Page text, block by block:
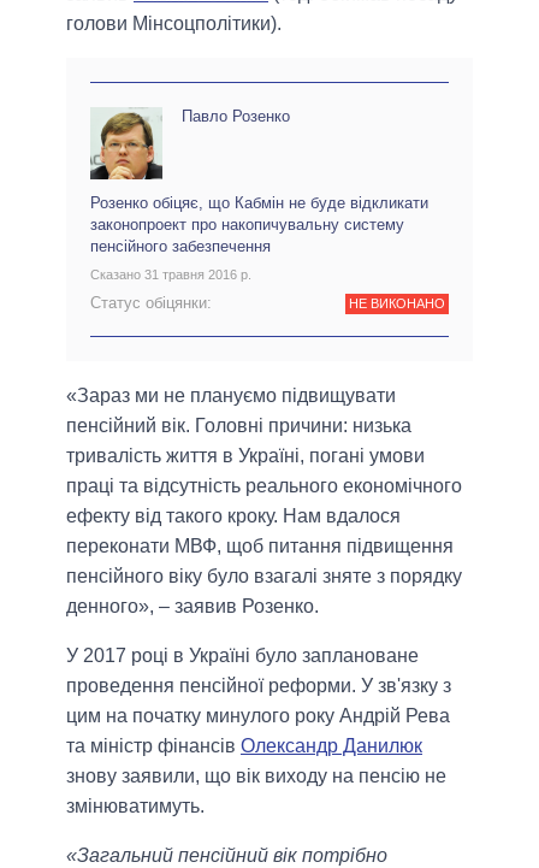
голови Мінсоцполітики).
Павло Розенко
Розенко обіцяє, що Кабмін не буде відкликати
законопроект про накопичувальну систему
пенсійного забезпечення
Сказано 31 травня 2016 р.
Статус обіцянки: НЕ ВИКОНАНО
«Зараз ми не плануємо підвищувати
пенсійний вік. Головні причини: низька
тривалість життя в Україні, погані умови
праці та відсутність реального економічного
ефекту від такого кроку. Нам вдалося
переконати МВФ, щоб питання підвищення
пенсійного віку було взагалі зняте з порядку
денного», – заявив Розенко.
У 2017 році в Україні було заплановане
проведення пенсійної реформи. У зв'язку з
цим на початку минулого року Андрій Рева
та міністр фінансів Олександр Данилюк
знову заявили, що вік виходу на пенсію не
змінюватимуть.
«Загальний пенсійний вік потрібно